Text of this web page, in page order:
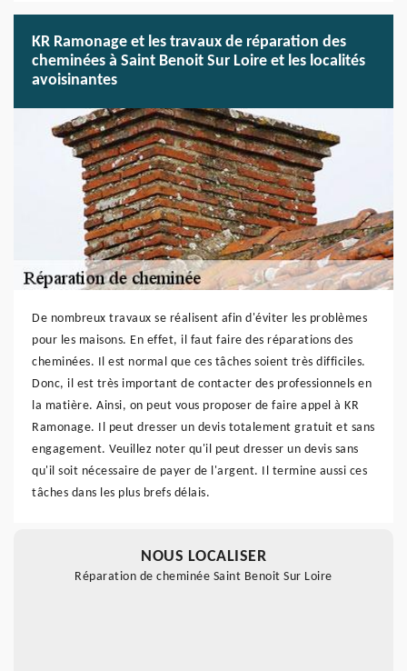
KR Ramonage et les travaux de réparation des
cheminées à Saint Benoit Sur Loire et les localités
avoisinantes
De nombreux travaux se réalisent afin d'éviter les problèmes
pour les maisons. En effet, il faut faire des réparations des
cheminées. Il est normal que ces tâches soient très difficiles.
Donc, il est très important de contacter des professionnels en
la matière. Ainsi, on peut vous proposer de faire appel à KR
Ramonage. Il peut dresser un devis totalement gratuit et sans
engagement. Veuillez noter qu'il peut dresser un devis sans
qu'il soit nécessaire de payer de l'argent. Il termine aussi ces
tâches dans les plus brefs délais.
NOUS LOCALISER
Réparation de cheminée Saint Benoit Sur Loire